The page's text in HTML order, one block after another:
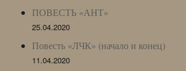
ПОВЕСТЬ «АНТ»
25.04.2020
Повесть «ЛЧК» (начало и конец)
11.04.2020